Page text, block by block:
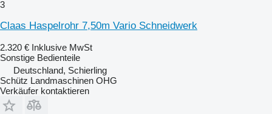
3
Claas Haspelrohr 7,50m Vario Schneidwerk
2.320 € Inklusive MwSt
Sonstige Bedienteile
Deutschland, Schierling
Schütz Landmaschinen OHG
Verkäufer kontaktieren